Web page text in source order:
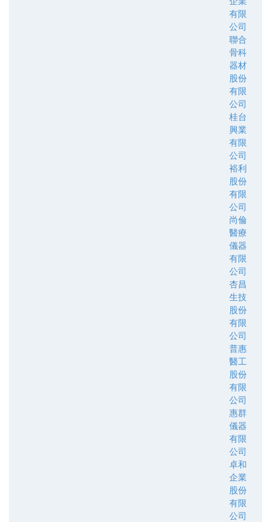
有限
公司
聯合
骨科
器材
股份
有限
公司
桂台
興業
有限
公司
裕利
股份
有限
公司
尚倫
醫療
儀器
有限
公司
杏昌
生技
股份
有限
公司
普惠
醫工
股份
有限
公司
惠群
儀器
有限
公司
卓和
企業
股份
有限
公司